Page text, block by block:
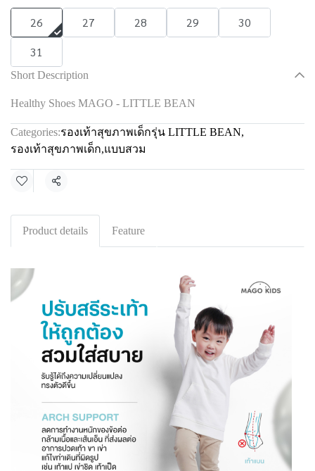
26 27 28 29
30
31
Short Description
Healthy Shoes MAGO - LITTLE BEAN
Categories:รองเท้าสุขภาพเด็กรุ่น LITTLE BEAN,
รองเท้าสุขภาพเด็ก,แบบสวม
Share
Product details Feature